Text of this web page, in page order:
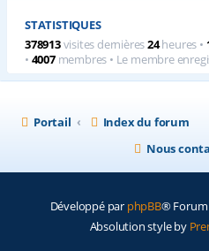
STATISTIQUES
378913visites dernières24heures •
• 4007membres • Le membre
Portail Index du forum
Nous
Développé par phpBB® Forum
Absolution style by